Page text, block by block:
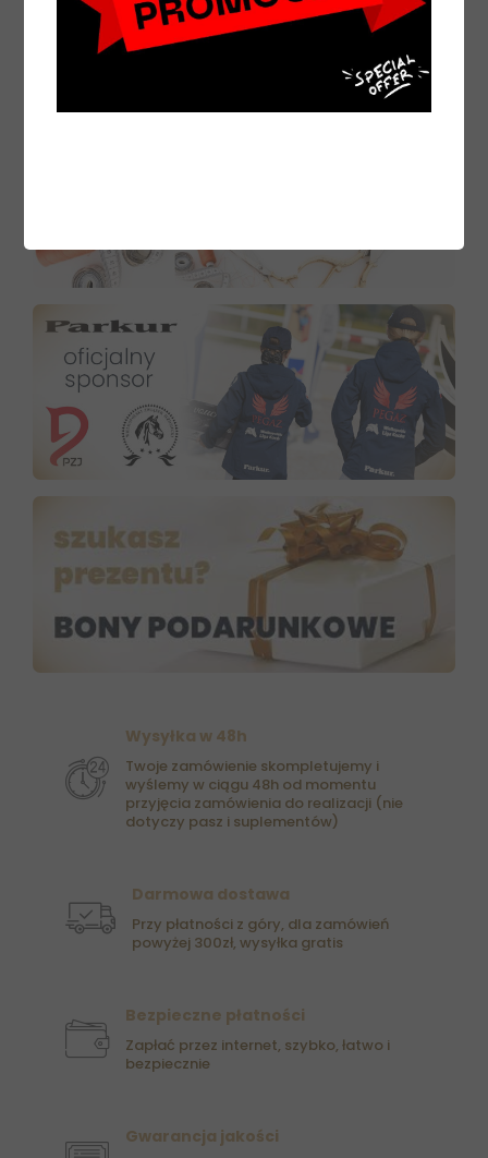
DO KOSZYKA
Wysyłka w 48h
Twoje zamówienie skompletujemy i
wyślemy w ciągu 48h od momentu
przyjęcia zamówienia do realizacji (nie
dotyczy pasz i suplementów)
Darmowa dostawa
Przy płatności z góry, dla zamówień
powyżej 300zł, wysyłka gratis
Bezpieczne płatności
Zapłać przez internet, szybko, łatwo i
bezpiecznie
Gwarancja jakości